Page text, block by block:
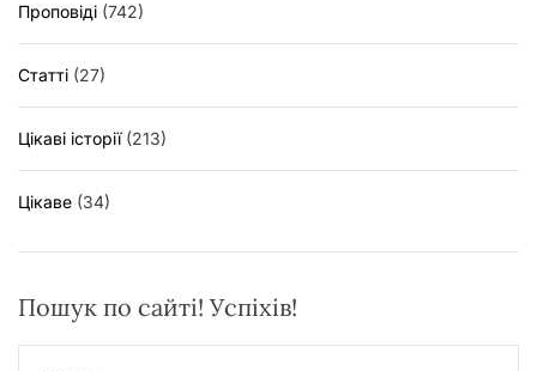
Проповіді (742)
Статті (27)
Цікаві історії(213)
Цікаве (34)
Пошук по сайті! Успіхів!